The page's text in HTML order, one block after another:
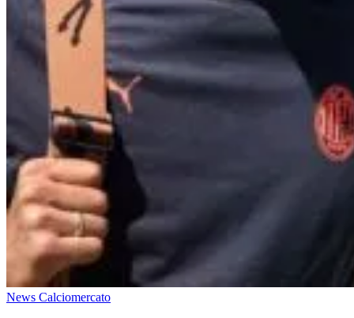
News Calciomercato